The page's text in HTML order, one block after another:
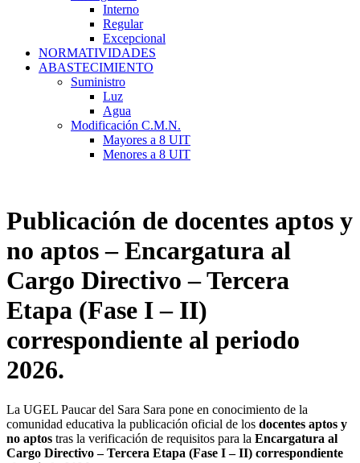
Interno
Regular
Excepcional
NORMATIVIDADES
ABASTECIMIENTO
Suministro
Luz
Agua
Modificación C.M.N.
Mayores a 8 UIT
Menores a 8 UIT
Publicación de docentes aptos y
no aptos – Encargatura al
Cargo Directivo – Tercera
Etapa (Fase I – II)
correspondiente al periodo
2026.
La UGEL Paucar del Sara Sara pone en conocimiento de la
comunidad educativa la publicación oficial de los docentes aptos y
no aptos tras la verificación de requisitos para la Encargatura al
Cargo Directivo – Tercera Etapa (Fase I – II) correspondiente